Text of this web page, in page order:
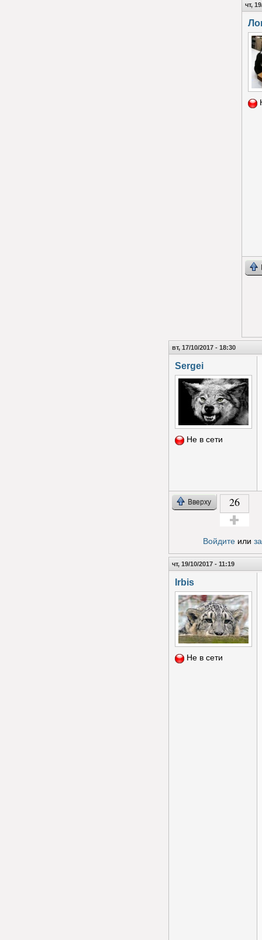
чт,
вт, 17/10/2017 - 18:30
Sergei
Не в сети
Вверху 26
Войдитеили
чт, 19/10/2017 - 11:19
Irbis
Не в сети